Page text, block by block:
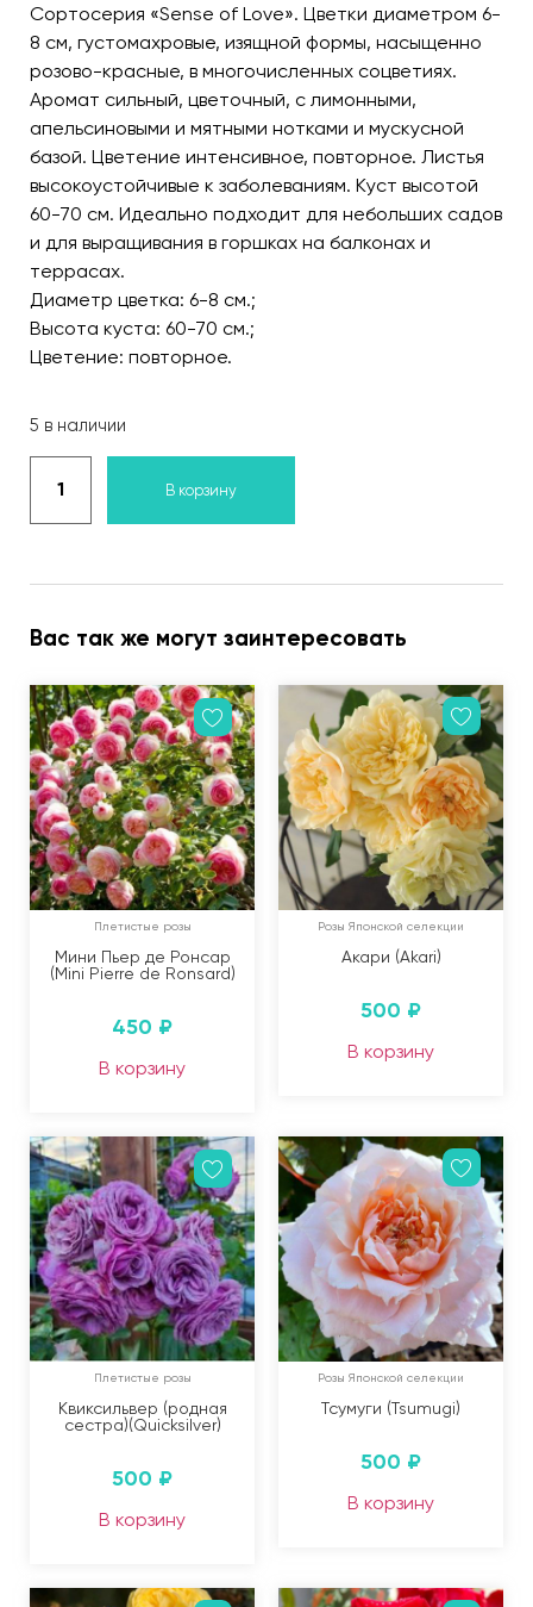
Сортосерия «Sense of Love». Цветки диаметром 6-
8 см, густомахровые, изящной формы, насыщенно
розово-красные, в многочисленных соцветиях.
Аромат сильный, цветочный, с лимонными,
апельсиновыми и мятными нотками и мускусной
базой. Цветение интенсивное, повторное. Листья
высокоустойчивые к заболеваниям. Куст высотой
60-70 см. Идеально подходит для небольших садов
и для выращивания в горшках на балконах и
террасах.
Диаметр цветка: 6-8 см.;
Высота куста: 60-70 см.;
Цветение: повторное.
5 в наличии
В корзину
Вас так же могут заинтересовать
Плетистые розы
Мини Пьер де Ронсар
(Mini Pierre de Ronsard)
450 ₽
В корзину
Розы Японской селекции
Акари (Akari)
500 ₽
В корзину
Плетистые розы
Квиксильвер (родная
сестра)(Quicksilver)
500 ₽
В корзину
Розы Японской селекции
Тсумуги (Tsumugi)
500 ₽
В корзину